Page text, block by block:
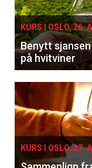
KURS I OSLO, 26.
Benytt
på hvitviner
KURS I OSLO, 27.